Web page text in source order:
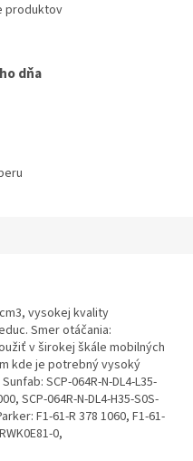
produktov
dňa
vysokej kvality
Smer otáčania:
v širokej škále mobilných
kde je potrebný vysoký
SCP-064R-N-DL4-L35-
SCP-064R-N-DL4-H35-S0S-
F1-61-R 378 1060, F1-61-
0,